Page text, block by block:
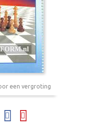
een vergroting